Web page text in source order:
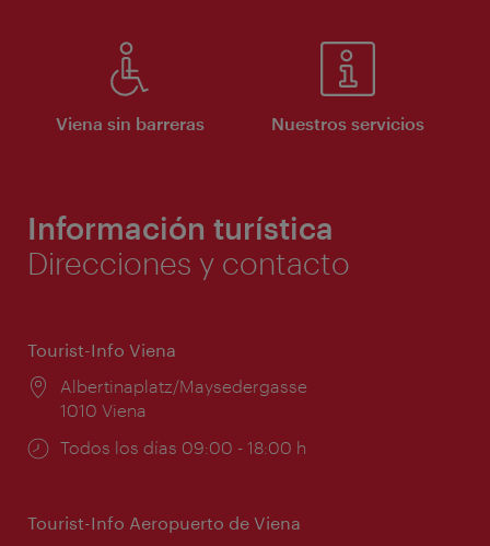
Viena sin barreras Nuestros servicios
Información turística
Direcciones y contacto
Tourist-Info Viena
Lugar:
Albertinaplatz/Maysedergasse
1010 Viena
Horarios
Todos los días 09:00 - 18:00 h
Tourist-Info Aeropuerto de Viena